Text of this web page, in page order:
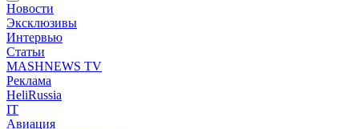
Новости
Эксклюзивы
Интервью
Статьи
MASHNEWS TV
Реклама
HeliRussia
IT
Авиация